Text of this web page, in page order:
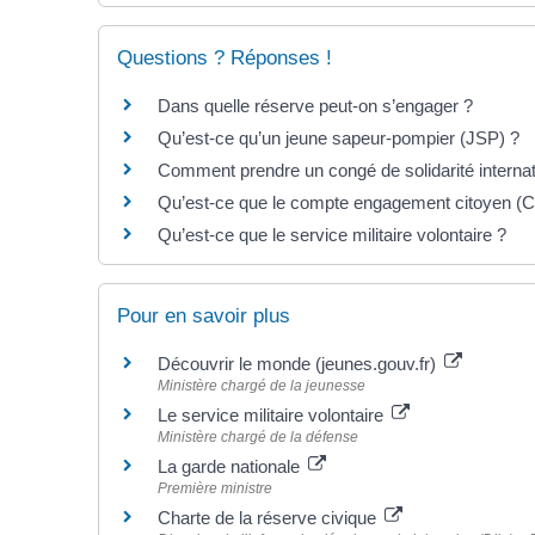
Questions ? Réponses !
Dans quelle réserve peut-on s’engager ?
Qu’est-ce qu’un jeune sapeur-pompier (JSP) ?
Comment prendre un congé de solidarité
Qu’est-ce que le compte engagement citoyen
Qu’est-ce que le service militaire volontaire ?
Pour en savoir plus
Découvrir le monde (jeunes.gouv.fr)
Ministère chargé de la jeunesse
Le service militaire volontaire
Ministère chargé de la défense
La garde nationale
Première ministre
Charte de la réserve civique